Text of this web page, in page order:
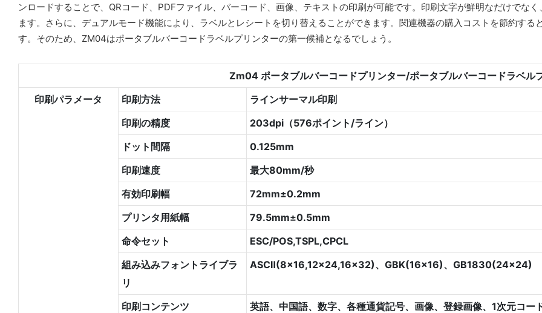
ンロードすることで、QRコード、PDFファイル、バーコード、画像、テキストの印刷が可能です。印刷文字が鮮明なだけでな
ます。さらに、デュアルモード機能により、ラベルとレシートを切り替えることができます。関連機器の購入コストを節約す
す。そのため、ZM04はポータブルバーコードラベルプリンターの第一候補となるでしょう。
Zm04 ポータブルバーコードプリンター/ポータブルバーコードラベル
印刷パラメータ
印刷方法
ラインサーマル印刷
印刷の精度
203dpi（576ポイント/ライン）
ドット間隔
0.125mm
印刷速度
最大80mm/秒
有効印刷幅
72mm±0.2mm
プリンタ用紙幅
79.5mm±0.5mm
命令セット
ESC/POS,TSPL,CPCL
組み込みフォントライブラ
リ
ASCⅡ(8x16,12x24,16x32)、GBK(16x16)、GB1830(24x24)
印刷コンテンツ
英語、中国語、数字、各種通貨記号、画像、登録画像、1次元コ